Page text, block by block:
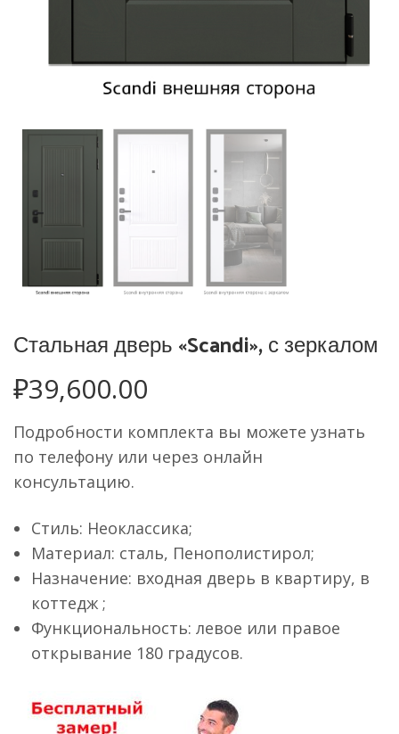
Стальная дверь «Scandi», с зеркалом
₽39,600.00
Подробности комплекта вы можете узнать
по телефону или через онлайн
консультацию.
Стиль: Неоклассика;
Материал: сталь, Пенополистирол;
Назначение: входная дверь в квартиру, в
коттедж ;
Функциональность: левое или правое
открывание 180 градусов.